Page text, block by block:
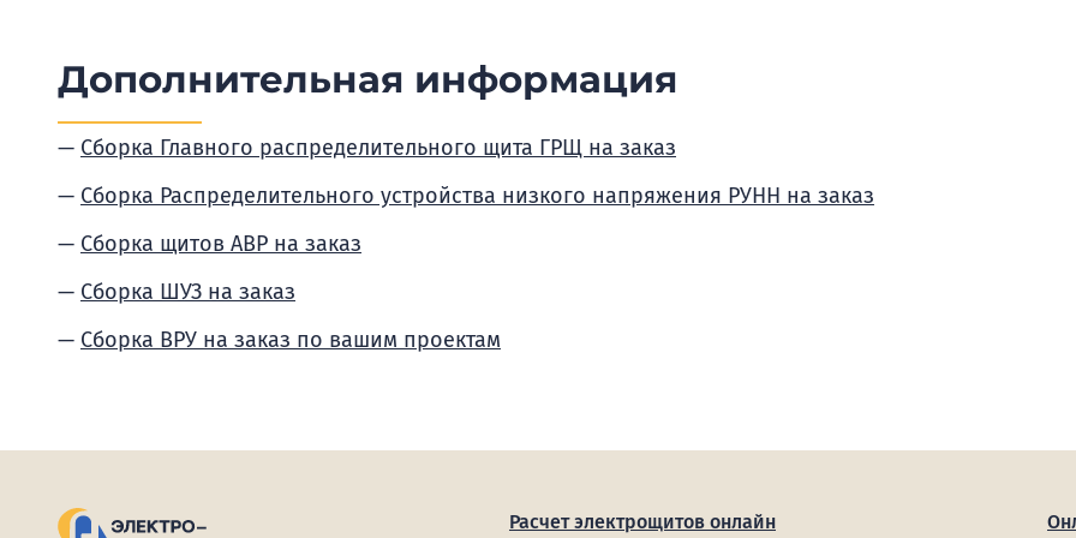
Дополнительная информация
Сборка Главного распределительного щита ГРЩ на заказ
Сборка Распределительного устройства низкого напряжения РУНН на заказ
Сборка щитов АВР на заказ
Сборка ШУЗ на заказ
Сборка ВРУ на заказ по вашим проектам
Расчет электрощитов онлайн